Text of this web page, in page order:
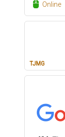
Online
TJMG